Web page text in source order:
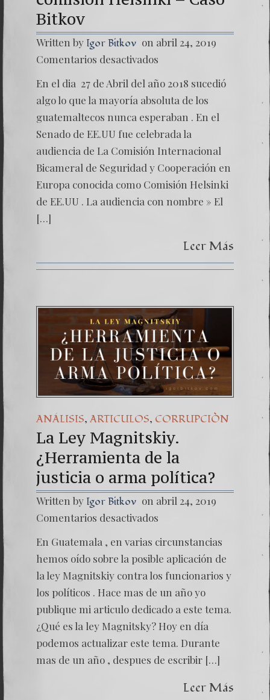
Bitkov
Written by Igor Bitkov on abril 24, 2019
Comentarios desactivados
En el dia 27 de Abril del año 2018 sucedió
algo lo que la mayoría absoluta de los
guatemaltecos nunca esperaban . En el
Senado de EE.UU fue celebrada la
audiencia de La Comisión Internacional
Bicameral de Seguridad y Cooperación en
Europa conocida como Comisión Helsinki
de EE.UU . La audiencia con nombre » El
[…]
Leer Más
ANÁLISIS, ARTICULOS, CORRUPCIÒN
La Ley Magnitskiy.
¿Herramienta de la
justicia o arma política?
Written by Igor Bitkov on abril 24, 2019
Comentarios desactivados
En Guatemala , en varias circunstancias
hemos oído sobre la posible aplicación de
la ley Magnitskiy contra los funcionarios y
los políticos . Hace mas de un año yo
publique mi articulo dedicado a este tema.
¿Qué es la ley Magnitsky? Hoy en día
podemos actualizar este tema. Durante
mas de un año , despues de escribir […]
Leer Más